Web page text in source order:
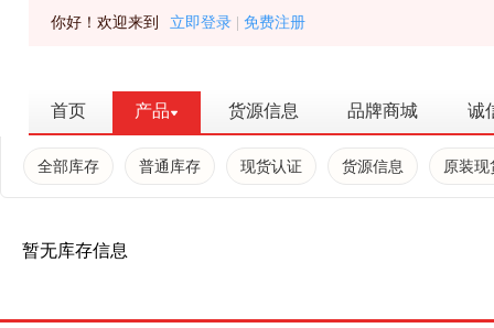
你好！欢迎来到 立即登录 免费注册
首页 产品 货源信息 品牌商城 诚
全部库存 普通库存 现货认证 货源信息 原装现
暂无库存信息